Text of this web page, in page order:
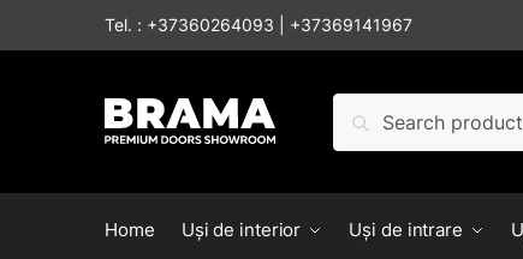
Tel. : +37360264093 +37369141967
Caută
Home Uși de interior Uși de intrare